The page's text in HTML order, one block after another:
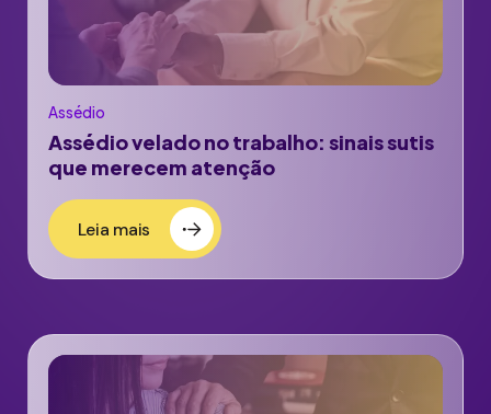
Assédio
Assédio velado no trabalho: sinais sutis
que merecem atenção
Leia mais